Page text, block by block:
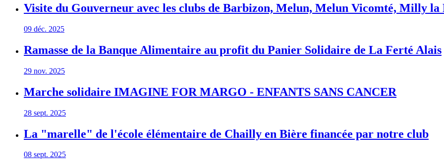
Visite du Gouverneur avec les clubs de Barbizon, Melun, Melun Vicomté, Milly
09 déc. 2025
Ramasse de la Banque Alimentaire au profit du Panier Solidaire de La Ferté Alais
29 nov. 2025
Marche solidaire IMAGINE FOR MARGO - ENFANTS SANS CANCER
28 sept. 2025
La "marelle" de l'école élémentaire de Chailly en Bière financée par notre club
08 sept. 2025